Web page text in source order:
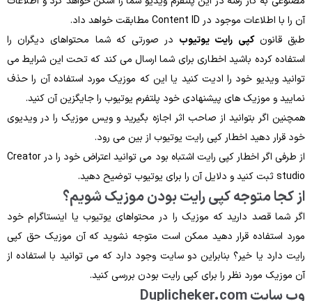
آن را با اطلاعات موجود در Content ID مطابقت خواهد داد.
طبق قانونکپی رایت یوتیوب در صورتی ‌که شما محتواهای دیگران را
استفاده کرده باشید اخطاری برای شما ارسال می ‌کند که تحت این شرایط می‌
توانید ویدیو خود را ادیت کنید یا این‌ که موزیک مورد استفاده آن را حذف
نمایید و موزیک های پیشنهادی خود پلتفرم یوتیوب را جایگزین آن کنید.
همچنین اگر بتوانید از صاحب اثر اجازه بگیرید و ویس موزیک را در ویدیوی
خود قرار دهید اخطار کپی ‌رایت یوتیوب از بین می‌ رود.
از طرفی اگر اخطار کپی ‌رایت اشتباه بود می‌ توانید اعتراض خود را در Creator
studio ثبت کنید و دلایل آن را برای یوتیوب توضیح دهید.
از کجا متوجه کپی ‌رایت بودن موزیک شویم؟
اگر شما قصد دارید که موزیک را در محتواهای یوتیوب یا اینستاگرام خود
مورد استفاده قرار دهید ممکن است متوجه نشوید که آن موزیک حق کپی‌
رایت دارد یا خیر؟ بنابراین دو سایت وجود دارد که می‌ توانید با استفاده از
آن موزیک مورد نظر را برای کپی ‌رایت بودن بررسی کنید.
وب سایت Duplicheker.com